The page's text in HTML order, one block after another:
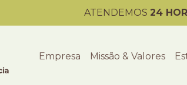
ATENDEMOS 24
Empresa Missão & Valores